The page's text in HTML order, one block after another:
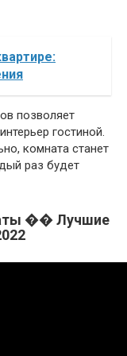
позволяет
гостиной.
комната станет
раз будет
�� Лучшие